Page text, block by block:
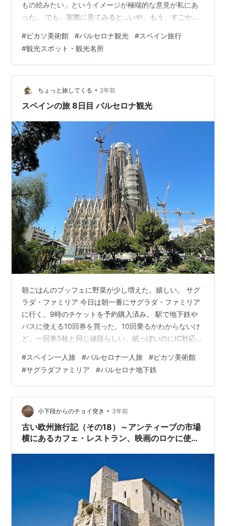
もの絵みたい」というイメージが極端的な意見が私にあ
った。 でも、実際に見てみると…いや、もう、すごかっ
場所でした。 ピカソの「普通の絵」からの衝撃 ピカソの
作品って、一般的には「キュビズム」や「抽象的な絵」
の印象が強いですよね？ でも、美術館の最初の展示を見
てびっくり。 普通にうますぎる。 ピカソが10代のころに
描いた絵があるんですが、写実的で圧倒的な技術力。
「え？これ、本当にピカソ？」…
#ピカソ美術館 #バルセロナ観光 #スペイン旅行
#観光スポット・観光名所
ちょっと旅してくる • 2年前
スペインの旅 8日目 バルセロナ観光
朝ごはんのブッフェに野菜が少し増えた。嬉しい。 サグ
ラダ・ファミリア 今日は朝一番にサグラダ・ファミリア
に行く。9時のチケットを予約購入済み。 駅で地下鉄や
バスに使える10回券を買った。10回乗るかわからないけ
ど、一回券5枚と同じ値段らしい。紙っぽいのにIC対応し
入れる。残り回数は改札の液晶部分に表示される。 地下
鉄の表示に従って出ると、目の前にどーん！！おお、す
ごい！15分前に到着して、セキュリティチェックを受け
て、トイレに行ってオープンを待つ。 亀がいた。こっち
（左）は海亀、右は陸亀。芸が細かい。中に入るのが楽
しみ過ぎて、生誕のファサードの…
#スペイン一人旅 #バルセロナ一人旅 #ピカソ美術館
#サグラダファミリア #バルセロナ地下鉄
小下段からのチョイ突き • 3年前
古い欧州旅行記（その18）～アンティーブの市場
横にあるカフェ・レストラン、映画のロケに使わ